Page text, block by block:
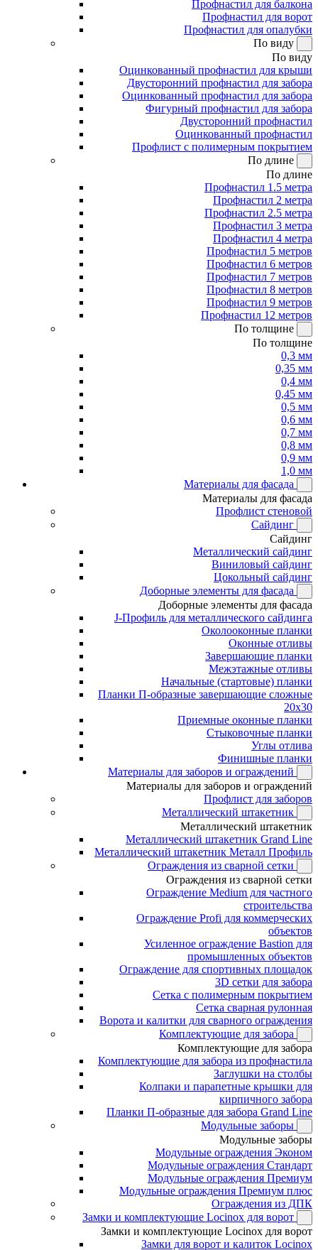
Профнастил для балкона
Профнастил для ворот
Профнастил для опалубки
По виду
По виду
Оцинкованный профнастил для крыши
Двусторонний профнастил для забора
Оцинкованный профнастил для забора
Фигурный профнастил для забора
Двусторонний профнастил
Оцинкованный профнастил
Профлист с полимерным покрытием
По длине
По длине
Профнастил 1.5 метра
Профнастил 2 метра
Профнастил 2.5 метра
Профнастил 3 метра
Профнастил 4 метра
Профнастил 5 метров
Профнастил 6 метров
Профнастил 7 метров
Профнастил 8 метров
Профнастил 9 метров
Профнастил 12 метров
По толщине
По толщине
0,3 мм
0,35 мм
0,4 мм
0,45 мм
0,5 мм
0,6 мм
0,7 мм
0,8 мм
0,9 мм
1,0 мм
Материалы для фасада
Материалы для фасада
Профлист стеновой
Сайдинг
Сайдинг
Металлический сайдинг
Виниловый сайдинг
Цокольный сайдинг
Доборные элементы для фасада
Доборные элементы для фасада
J-Профиль для металлического сайдинга
Околооконные планки
Оконные отливы
Завершающие планки
Межэтажные отливы
Начальные (стартовые) планки
Планки П-образные завершающие сложные
20x30
Приемные оконные планки
Стыковочные планки
Углы отлива
Финишные планки
Материалы для заборов и ограждений
Материалы для заборов и ограждений
Профлист для заборов
Металлический штакетник
Металлический штакетник
Металлический штакетник Grand Line
Металлический штакетник Металл Профиль
Ограждения из сварной сетки
Ограждения из сварной сетки
Ограждение Medium для частного
строительства
Ограждение Profi для коммерческих
объектов
Усиленное ограждение Bastion для
промышленных объектов
Ограждение для спортивных площадок
3D сетки для забора
Сетка с полимерным покрытием
Сетка сварная рулонная
Ворота и калитки для сварного ограждения
Комплектующие для забора
Комплектующие для забора
Комплектующие для забора из профнастила
Заглушки на столбы
Колпаки и парапетные крышки для
кирпичного забора
Планки П-образные для забора Grand Line
Модульные заборы
Модульные заборы
Модульные ограждения Эконом
Модульные ограждения Стандарт
Модульные ограждения Премиум
Модульные ограждения Премиум плюс
Ограждения из ДПК
Замки и комплектующие Locinox для ворот
Замки и комплектующие Locinox для ворот
Замки для ворот и калиток Locinox